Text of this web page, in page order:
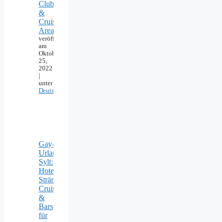
Clubs
&
Cruising
Areas
veröffentlicht
am
Oktober
25,
2022
unter
Deutschland
Gay-
Urlaub
Sylt:
Hotels,
Strände,
Cruising
&
Bars
für